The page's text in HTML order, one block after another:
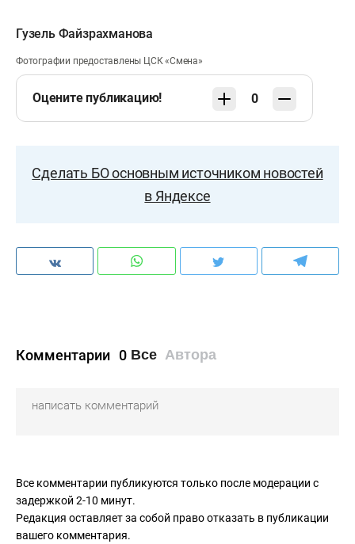
Гузель Файзрахманова
Фотографии предоставлены ЦСК «Смена»
Оцените публикацию! 0
Сделать БО основным источником новостей
в Яндексе
Комментарии 0 Все Автора
Все комментарии публикуются только после модерации с
задержкой 2-10 минут.
Редакция оставляет за собой право отказать в публикации
вашего комментария.